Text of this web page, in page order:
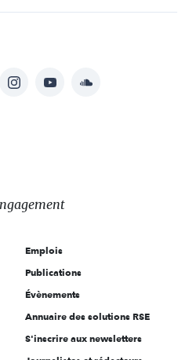
InstagramYouTubeSoundcloud
Emplois
Publications
Évènements
Annuaire des solutions RSE
S'inscrire aux newsletters